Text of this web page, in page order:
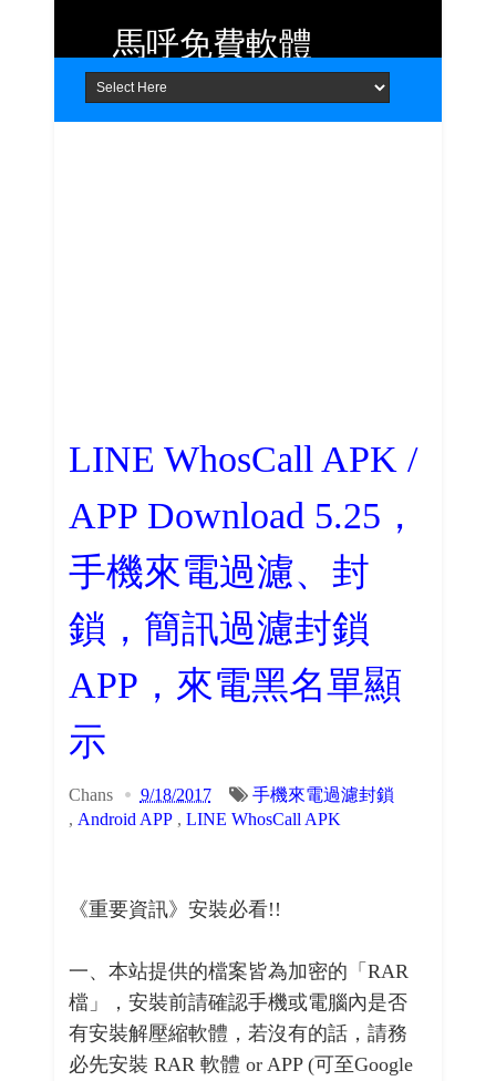
Home About Contact
馬呼免費軟體
提供 Android、iOS 好用的手機應用
程式及 Windows 免費軟體
LINE WhosCall APK /
APP Download 5.25，
手機來電過濾、封
鎖，簡訊過濾封鎖
APP，來電黑名單顯
示
Chans 9/18/2017
手機來電過濾封鎖
, Android APP, LINE WhosCall APK
《重要資訊》安裝必看!!
一、本站提供的檔案皆為加密的「RAR
檔」，安裝前請確認手機或電腦內是否
有安裝解壓縮軟體，若沒有的話，請務
必先安裝 RAR 軟體 or APP (可至Google